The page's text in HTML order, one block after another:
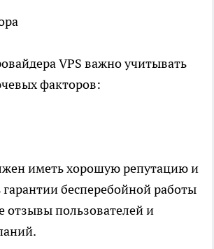
VPS важно учитывать
факторов:
иметь хорошую репутацию и
гарантии бесперебойной работы
отзывы пользователей и